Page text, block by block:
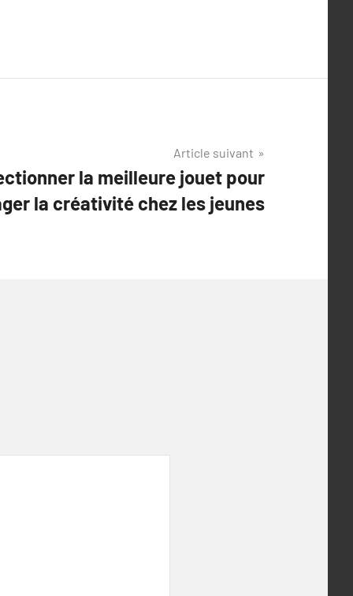
Article suivant
la meilleure jouet pour
la créativité chez les jeunes